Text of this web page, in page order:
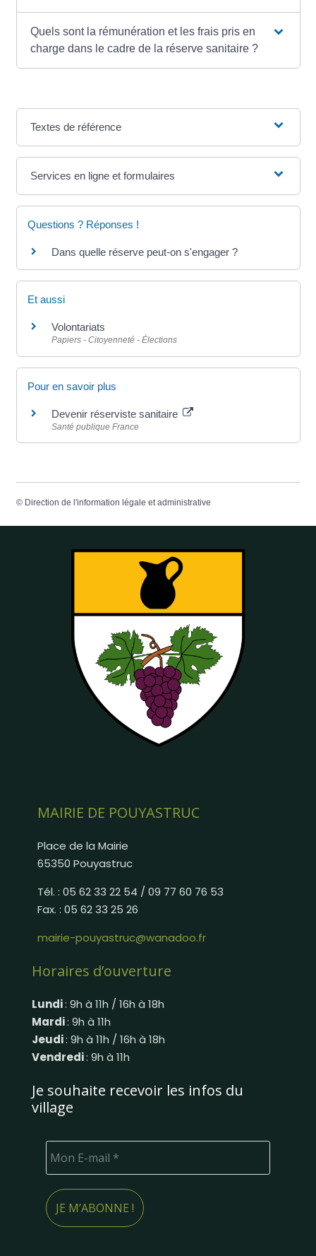
Quels sont la rémunération et les frais pris en
charge dans le cadre de la réserve sanitaire ?
Textes de référence
Services en ligne et formulaires
Questions ? Réponses !
Dans quelle réserve peut-on s'engager ?
Et aussi
Volontariats
Papiers - Citoyenneté - Élections
Pour en savoir plus
Devenir réserviste sanitaire
Santé publique France
© Direction de l'information légale et administrative
MAIRIE DE POUYASTRUC
Place de la Mairie
65350 Pouyastruc
Tél. : 05 62 33 22 54 / 09 77 60 76 53
Fax. : 05 62 33 25 26
mairie-pouyastruc@wanadoo.fr
Horaires d’ouverture
Lundi: 9h à 11h / 16h à 18h
Mardi: 9h à 11h
Jeudi: 9h à 11h / 16h à 18h
Vendredi: 9h à 11h
Je souhaite recevoir les infos du
village